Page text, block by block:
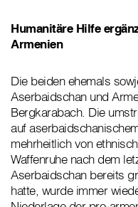
Humanitäre Hilfe
Armenien
Die beiden ehemals
Aserbaidschan und
Bergkarabach. Die
auf
mehrheitlich von
Waffenruhe nach dem
Aserbaidschan bereits
hatte, wurde immer